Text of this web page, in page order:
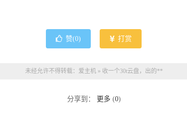
赞(0) 打赏
未经允许不得转载： 爱主机» 收一个30t云盘，出的**
分享到： 更多 (0)